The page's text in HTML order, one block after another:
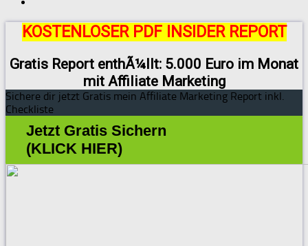
KOSTENLOSER PDF INSIDER REPORT
Gratis Report enthÃ¼llt: 5.000 Euro im Monat
mit Affiliate Marketing
Sichere dir jetzt Gratis mein Affiliate Marketing Report inkl.
Checkliste
Jetzt Gratis Sichern
(KLICK HIER)